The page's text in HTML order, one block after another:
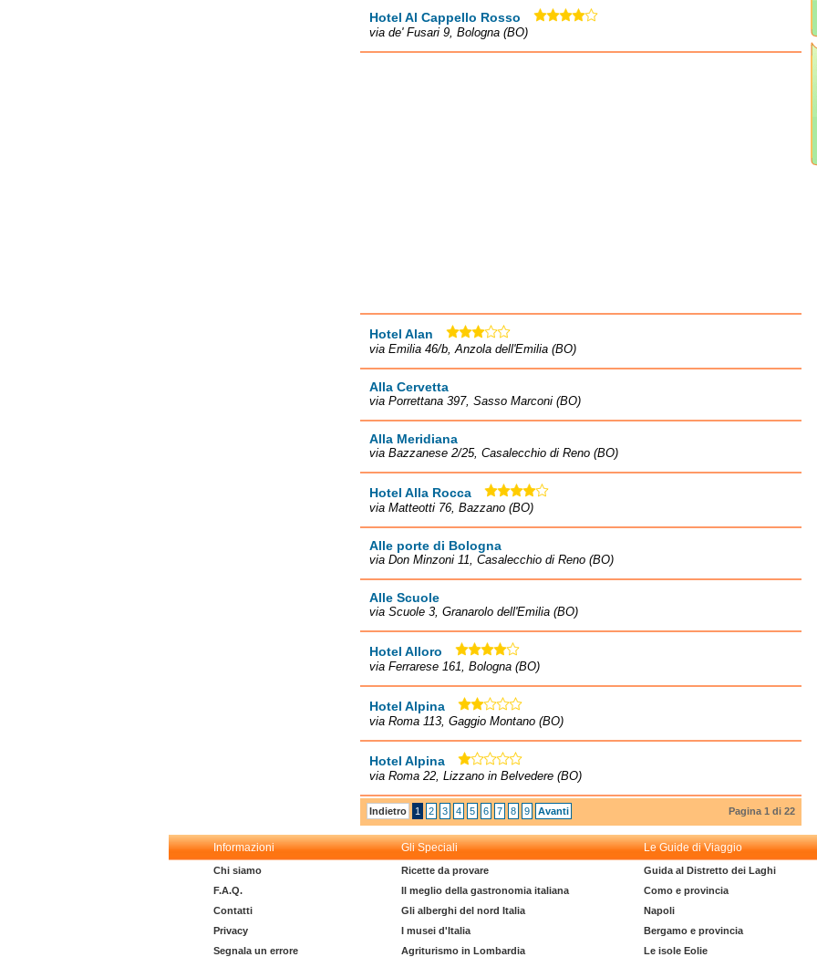
Hotel Al Cappello Rosso
via de' Fusari 9, Bologna (BO)
Hotel Alan
via Emilia 46/b, Anzola dell'Emilia (BO)
Alla Cervetta
via Porrettana 397, Sasso Marconi (BO)
Alla Meridiana
via Bazzanese 2/25, Casalecchio di Reno (BO)
Hotel Alla Rocca
via Matteotti 76, Bazzano (BO)
Alle porte di Bologna
via Don Minzoni 11, Casalecchio di Reno (BO)
Alle Scuole
via Scuole 3, Granarolo dell'Emilia (BO)
Hotel Alloro
via Ferrarese 161, Bologna (BO)
Hotel Alpina
via Roma 113, Gaggio Montano (BO)
Hotel Alpina
via Roma 22, Lizzano in Belvedere (BO)
Indietro 1 2 3 4 5 6 7 8 9 Avanti Pagina 1 di 22
Informazioni Gli Speciali Le Guide di Viaggio
Chi siamo
F.A.Q.
Contatti
Privacy
Segnala un errore
Ricette da provare
Il meglio della gastronomia italiana
Gli alberghi del nord Italia
I musei d'Italia
Agriturismo in Lombardia
Guida al Distretto dei Laghi
Como e provincia
Napoli
Bergamo e provincia
Le isole Eolie